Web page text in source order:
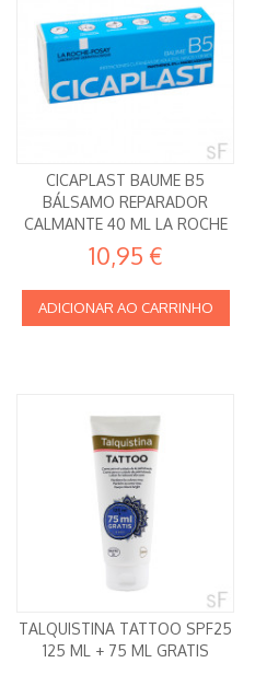
CICAPLAST BAUME B5
BÁLSAMO REPARADOR
CALMANTE 40 ML LA ROCHE
POSAY
10,95 €
ADICIONAR AO CARRINHO
TALQUISTINA TATTOO SPF25
125 ML + 75 ML GRATIS